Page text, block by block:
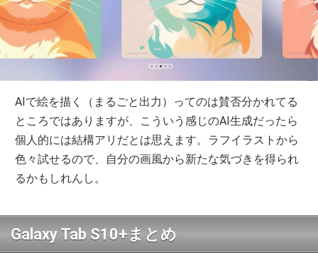
AIで絵を描く（まるごと出力）ってのは賛否分かれてる
ところではありますが、こういう感じのAI生成だったら
個人的には結構アリだとは思えます。ラフイラストから
色々試せるので、自分の画風から新たな気づきを得られ
るかもしれんし。
Galaxy Tab S10+まとめ